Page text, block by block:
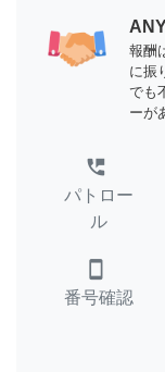
報酬
に振
でも
ーが
perm_phone_msg
パトロー
ル
smartphone
番号確認